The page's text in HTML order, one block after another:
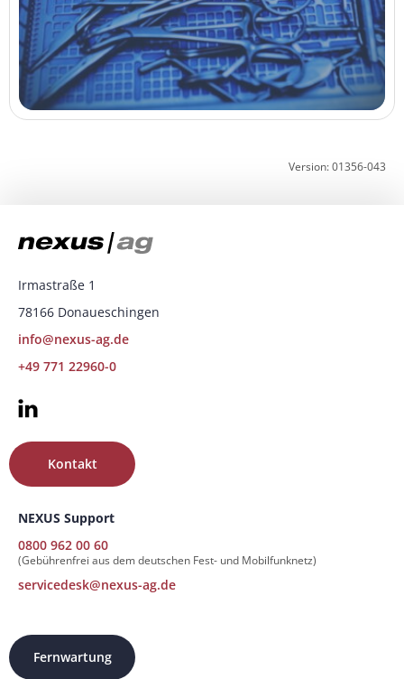
Version: 01356-043
Irmastraße 1
78166 Donaueschingen
info@nexus-ag.de
+49 771 22960-0
NEXUS Support
0800 962 00 60
(Gebührenfrei aus dem deutschen Fest- und Mobilfunknetz)
servicedesk@nexus-ag.de
Kontakt
Fernwartung